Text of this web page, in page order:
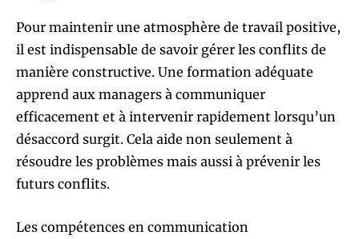
Pour maintenir une atmosphère de travail positive,
il est indispensable de savoir gérer les conflits de
manière constructive. Une formation adéquate
apprend aux managers à communiquer
efficacement et à intervenir rapidement lorsqu’un
désaccord surgit. Cela aide non seulement à
résoudre les problèmes mais aussi à prévenir les
futurs conflits.
Les compétences en communication